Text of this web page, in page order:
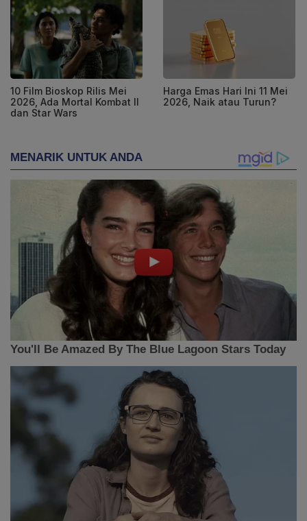
10 Film Bioskop Rilis Mei
2026, Ada Mortal Kombat II
dan Star Wars
Harga Emas Hari Ini 11 Mei
2026, Naik atau Turun?